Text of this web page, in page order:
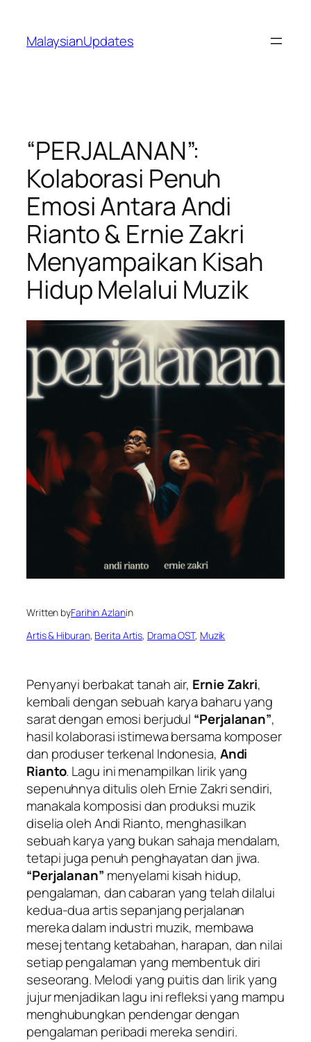
content
MalaysianUpdates
“PERJALANAN”:
Kolaborasi Penuh
Emosi Antara Andi
Rianto & Ernie Zakri
Menyampaikan Kisah
Hidup Melalui Muzik
Written byFarihin Azlanin
Artis & Hiburan, Berita Artis, Drama OST, Muzik
Penyanyi berbakat tanah air, Ernie Zakri,
kembali dengan sebuah karya baharu yang
sarat dengan emosi berjudul “Perjalanan”,
hasil kolaborasi istimewa bersama komposer
dan produser terkenal Indonesia, Andi
Rianto. Lagu ini menampilkan lirik yang
sepenuhnya ditulis oleh Ernie Zakri sendiri,
manakala komposisi dan produksi muzik
diselia oleh Andi Rianto, menghasilkan
sebuah karya yang bukan sahaja mendalam,
tetapi juga penuh penghayatan dan jiwa.
“Perjalanan” menyelami kisah hidup,
pengalaman, dan cabaran yang telah dilalui
kedua-dua artis sepanjang perjalanan
mereka dalam industri muzik, membawa
mesej tentang ketabahan, harapan, dan nilai
setiap pengalaman yang membentuk diri
seseorang. Melodi yang puitis dan lirik yang
jujur menjadikan lagu ini refleksi yang mampu
menghubungkan pendengar dengan
pengalaman peribadi mereka sendiri.